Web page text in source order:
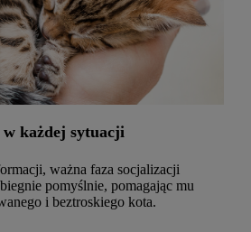
każdej sytuacji
ważna faza socjalizacji
pomyślnie, pomagając mu
i beztroskiego kota.